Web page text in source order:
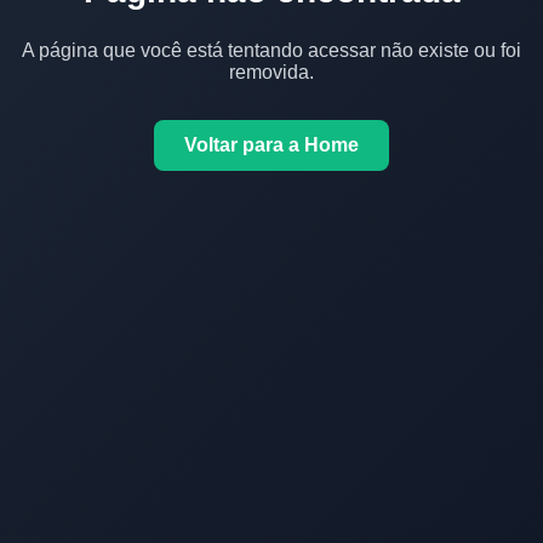
A página que você está tentando acessar não existe ou foi
removida.
Voltar para a Home